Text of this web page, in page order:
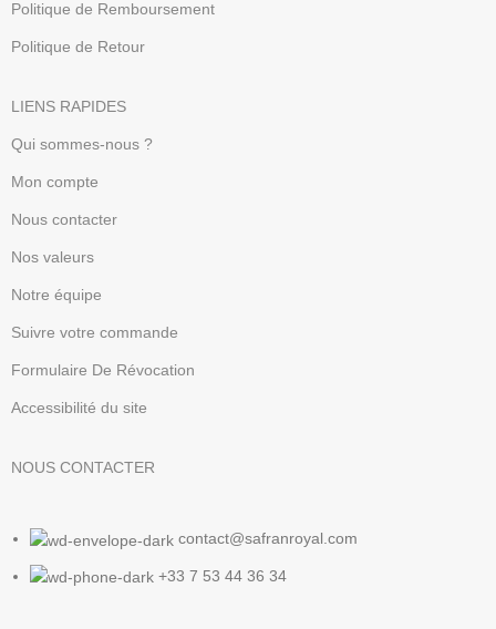
Politique de Remboursement
Politique de Retour
LIENS RAPIDES
Qui sommes-nous ?
Mon compte
Nous contacter
Nos valeurs
Notre équipe
Suivre votre commande
Formulaire De Révocation
Accessibilité du site
NOUS CONTACTER
contact@safranroyal.com
+33 7 53 44 36 34